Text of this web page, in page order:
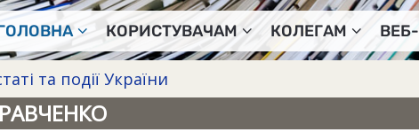
КОРИСТУВАЧАМ КОЛЕГАМ
та події України